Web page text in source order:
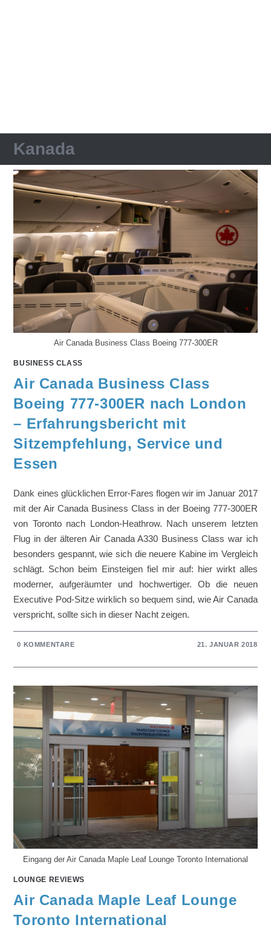
Kanada
Air Canada Business Class Boeing 777-300ER
BUSINESS CLASS
Air Canada Business Class
Boeing 777-300ER nach London
– Erfahrungsbericht mit
Sitzempfehlung, Service und
Essen
Dank eines glücklichen Error-Fares flogen wir im Januar 2017
mit der Air Canada Business Class in der Boeing 777-300ER
von Toronto nach London-Heathrow. Nach unserem letzten
Flug in der älteren Air Canada A330 Business Class war ich
besonders gespannt, wie sich die neuere Kabine im Vergleich
schlägt. Schon beim Einsteigen fiel mir auf: hier wirkt alles
moderner, aufgeräumter und hochwertiger. Ob die neuen
Executive Pod-Sitze wirklich so bequem sind, wie Air Canada
verspricht, sollte sich in dieser Nacht zeigen.
0 KOMMENTARE 21. JANUAR 2018
Eingang der Air Canada Maple Leaf Lounge Toronto International
LOUNGE REVIEWS
Air Canada Maple Leaf Lounge
Toronto International